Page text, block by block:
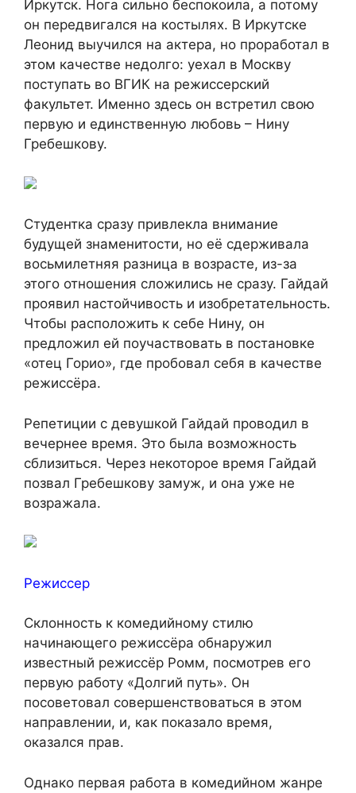
Иркутск. Нога сильно беспокоила, а потому
он передвигался на костылях. В Иркутске
Леонид выучился на актера, но проработал в
этом качестве недолго: уехал в Москву
поступать во ВГИК на режиссерский
факультет. Именно здесь он встретил свою
первую и единственную любовь – Нину
Гребешкову.
Студентка сразу привлекла внимание
будущей знаменитости, но её сдерживала
восьмилетняя разница в возрасте, из-за
этого отношения сложились не сразу. Гайдай
проявил настойчивость и изобретательность.
Чтобы расположить к себе Нину, он
предложил ей поучаствовать в постановке
«отец Горио», где пробовал себя в качестве
режиссёра.
Репетиции с девушкой Гайдай проводил в
вечернее время. Это была возможность
сблизиться. Через некоторое время Гайдай
позвал Гребешкову замуж, и она уже не
возражала.
Режиссер
Склонность к комедийному стилю
начинающего режиссёра обнаружил
известный режиссёр Ромм, посмотрев его
первую работу «Долгий путь». Он
посоветовал совершенствоваться в этом
направлении, и, как показало время,
оказался прав.
Однако первая работа в комедийном жанре